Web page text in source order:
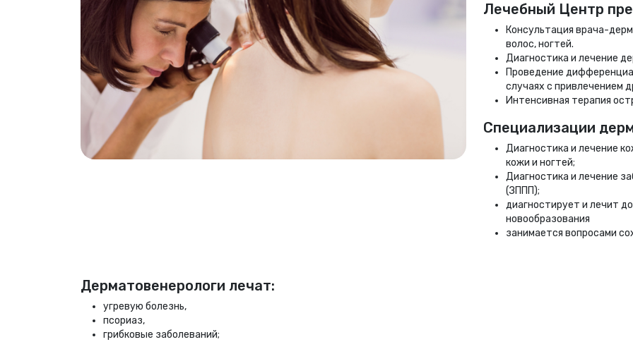
Лечебный Центр
Консультация врача-
волос, ногтей.
Диагностика и лечение
Проведение
случаях с привлечением
Интенсивная терапия
Специализации
Диагностика и лечение
кожи и ногтей;
Диагностика и лечение
(ЗППП);
диагностирует и лечит
новообразования
занимается вопросами
Дерматовенерологи лечат:
угревую болезнь,
псориаз,
грибковые заболеваний;